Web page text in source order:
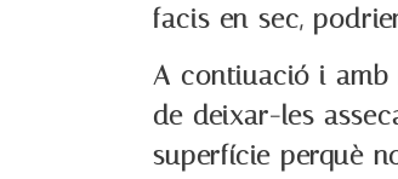
facis en sec,
A contiuació i amb
de deixar-les
superfície perquè